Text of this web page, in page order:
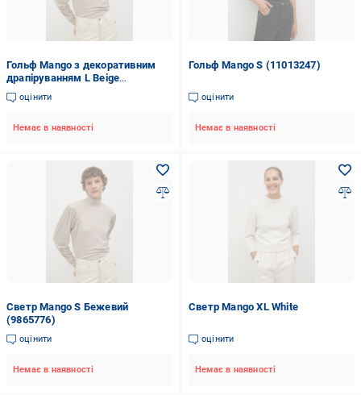
Гольф Mango з декоративним
драпіруванням L Beige
(11014678)
оцінити
Немає в наявності
Гольф Mango S (11013247)
оцінити
Немає в наявності
Светр Mango S Бежевий
(9865776)
оцінити
Немає в наявності
Светр Mango XL White
оцінити
Немає в наявності